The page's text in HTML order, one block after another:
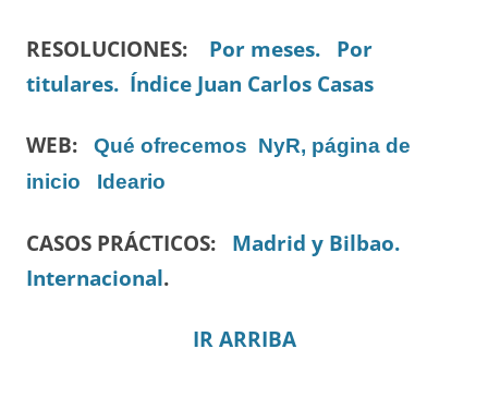
RESOLUCIONES: Por meses.
Por
titulares. Índice Juan Carlos Casas
WEB: Qué ofrecemos NyR, página de
inicio
Ideario
CASOS PRÁCTICOS: Madrid y Bilbao.
Internacional.
IR ARRIBA